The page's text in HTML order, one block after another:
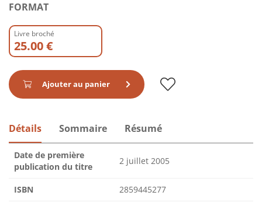
FORMAT
Livre broché
25.00 €
Ajouter au panier
Détails Sommaire Résumé
Date de première
publication du titre
2 juillet 2005
ISBN 2859445277